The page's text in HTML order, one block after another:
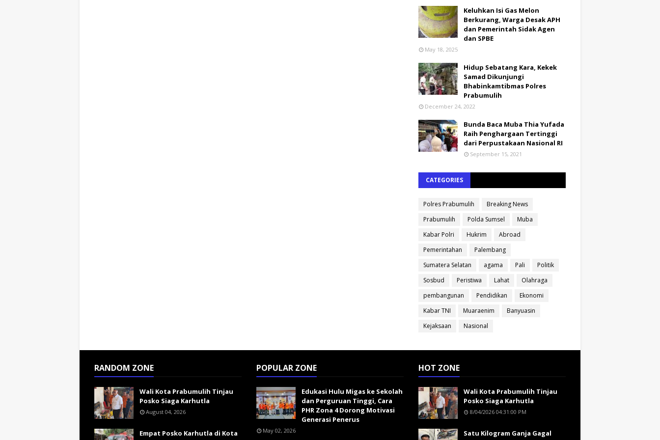
Keluhkan Isi Gas Melon
Berkurang, Warga Desak APH
dan Pemerintah Sidak Agen
dan SPBE
May 18, 2025
Hidup Sebatang Kara, Kekek
Samad Dikunjungi
Bhabinkamtibmas Polres
Prabumulih
December 24, 2022
Bunda Baca Muba Thia Yufada
Raih Penghargaan Tertinggi
dari Perpustakaan Nasional RI
September 15, 2021
CATEGORIES
Polres Prabumulih
Breaking News
Prabumulih
Polda Sumsel
Muba
Kabar Polri
Hukrim
Abroad
Pemerintahan
Palembang
Sumatera Selatan
agama Pali
Politik
Sosbud
Peristiwa Lahat
Olahraga
pembangunan
Pendidikan
Ekonomi
Kabar TNI
Muaraenim
Banyuasin
Kejaksaan
Nasional
RANDOM ZONE
Wali Kota Prabumulih Tinjau
Posko Siaga Karhutla
August 04, 2026
Empat Posko Karhutla di Kota
POPULAR ZONE
Edukasi Hulu Migas ke Sekolah
dan Perguruan Tinggi, Cara
PHR Zona 4 Dorong Motivasi
Generasi Penerus
May 02, 2026
HOT ZONE
Wali Kota Prabumulih Tinjau
Posko Siaga Karhutla
8/04/2026 04:31:00 PM
Satu Kilogram Ganja Gagal